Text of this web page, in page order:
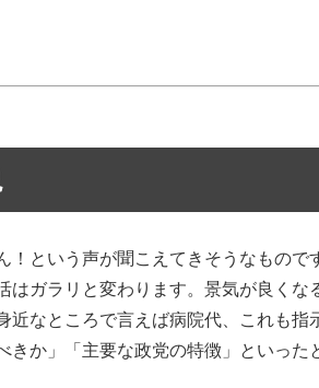
という声が聞こえてきそうなもので
ガラリと変わります。景気が良くな
なところで言えば病院代、これも指
か」「主要な政党の特徴」といった